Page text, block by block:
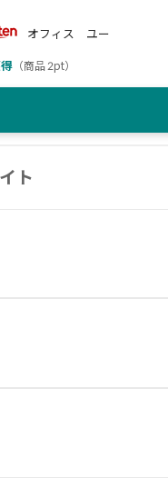
オフィス ユー
（商品 2pt）
ト